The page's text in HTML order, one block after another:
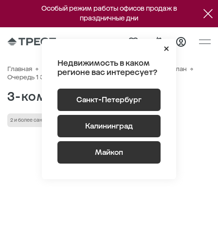
Особый режим работы офисов продаж в
праздничные дни
Недвижимость в каком
регионе вас интересует?
Санкт-Петербург
Калининград
Майкоп
Главная Квартиры
Генплан
Очередь 1 Этаж 9
Корпус 1 Квартира №63
3-комнатная 79.28 м
2 и более санузла